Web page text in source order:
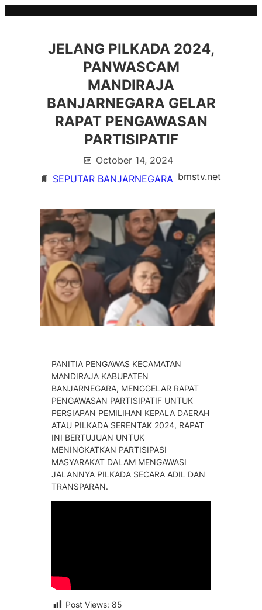
JELANG PILKADA 2024,
PANWASCAM
MANDIRAJA
BANJARNEGARA GELAR
RAPAT PENGAWASAN
PARTISIPATIF
October 14, 2024
SEPUTAR BANJARNEGARA bmstv.net
PANITIA PENGAWAS KECAMATAN
MANDIRAJA KABUPATEN
BANJARNEGARA, MENGGELAR RAPAT
PENGAWASAN PARTISIPATIF UNTUK
PERSIAPAN PEMILIHAN KEPALA DAERAH
ATAU PILKADA SERENTAK 2024, RAPAT
INI BERTUJUAN UNTUK
MENINGKATKAN PARTISIPASI
MASYARAKAT DALAM MENGAWASI
JALANNYA PILKADA SECARA ADIL DAN
TRANSPARAN.
Post Views: 85